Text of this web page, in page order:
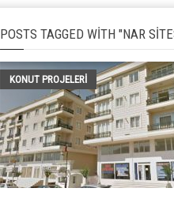
POSTS TAGGED WITH "NAR
KONUT PROJELERI